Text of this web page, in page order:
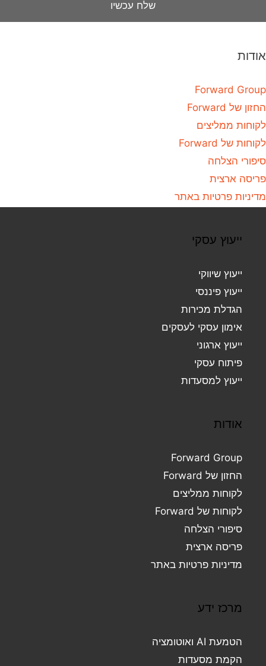
אודות
Forward Group
החזון של Forward
לקוחות ממליצים
לקוחות של Forward
סיפורי הצלחה
פריסה ארצית
מדיניות פרטיות באתר
ייעוץ עסקי
ייעוץ שיווקי
ייעוץ פיננסי
הגדלת מכירות
אימון עסקי לעסקים
ייעוץ ארגוני
פיתוח עסקי
ייעוץ למסעדות
אודות
Forward Group
החזון של Forward
לקוחות ממליצים
לקוחות של Forward
סיפורי הצלחה
פריסה ארצית
מדיניות פרטיות באתר
מרכז ידע
הטמעת AI ואוטומציה
הקמת מסעדות